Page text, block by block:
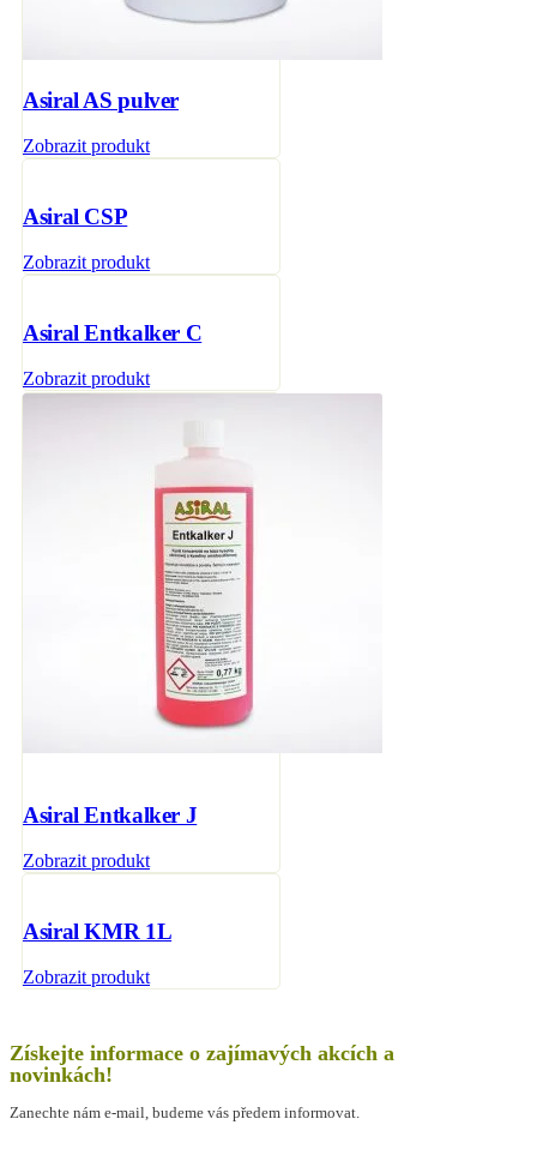
Asiral AS pulver
Zobrazit produkt
Asiral CSP
Zobrazit produkt
Asiral Entkalker C
Zobrazit produkt
Asiral Entkalker J
Zobrazit produkt
Asiral KMR 1L
Zobrazit produkt
Získejte informace o zajímavých akcích a
novinkách!
Zanechte nám e-mail, budeme vás předem informovat.